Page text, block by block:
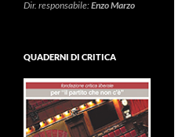
Dir. responsabile:Enzo Marzo
QUADERNI DI CRITICA